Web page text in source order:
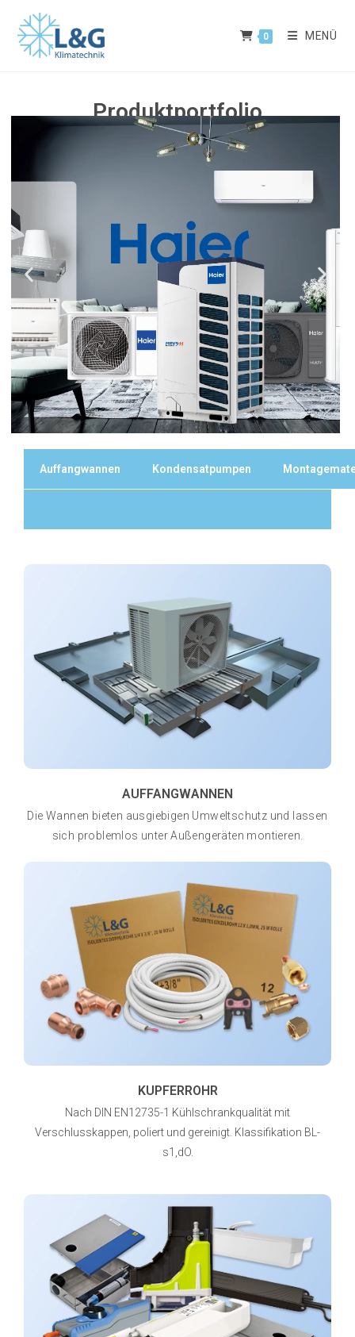
0 MENÜ
Produktportfolio
Auffangwannen Kondensatpumpen
AUFFANGWANNEN
Die Wannen bieten ausgiebigen Umweltschutz und lassen
sich problemlos unter Außengeräten montieren.
KUPFERROHR
Nach DIN EN12735-1 Kühlschrankqualität mit
Verschlusskappen, poliert und gereinigt. Klassifikation BL-
s1,dO.